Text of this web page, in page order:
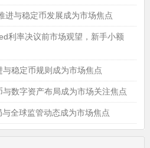
进与稳定币发展成为市场焦点
利率决议前市场观望，新手小额
稳定币规则成为市场焦点
数字资产布局成为市场关注焦点
全球监管动态成为市场焦点